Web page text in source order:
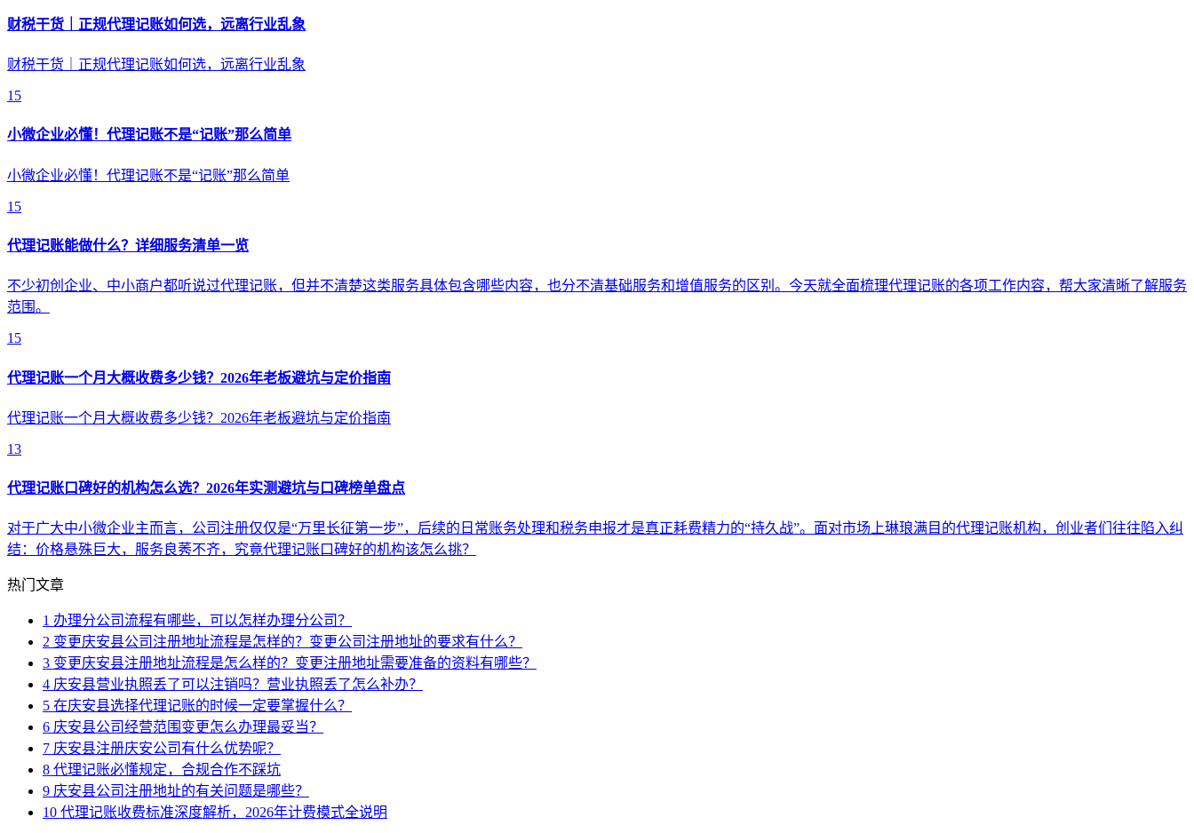
财税干货｜正规代理记账如何选，远离行业乱象
财税干货｜正规代理记账如何选，远离行业乱象
15
小微企业必懂！代理记账不是“记账”那么简单
小微企业必懂！代理记账不是“记账”那么简单
15
代理记账能做什么？详细服务清单一览
不少初创企业、中小商户都听说过代理记账，但并不清楚这类服务具体包含哪些内容，也分不清基础服务和增值服务的区别。今天就全面梳理代理记账的各项工作内容，帮大家清晰了解服务
范围。
15
代理记账一个月大概收费多少钱？2026年老板避坑与定价指南
代理记账一个月大概收费多少钱？2026年老板避坑与定价指南
13
代理记账口碑好的机构怎么选？2026年实测避坑与口碑榜单盘点
对于广大中小微企业主而言，公司注册仅仅是“万里长征第一步”，后续的日常账务处理和税务申报才是真正耗费精力的“持久战”。面对市场上琳琅满目的代理记账机构，创业者们往往陷入纠
结：价格悬殊巨大，服务良莠不齐，究竟代理记账口碑好的机构该怎么挑？
热门文章
1 办理分公司流程有哪些，可以怎样办理分公司？
2 变更庆安县公司注册地址流程是怎样的？变更公司注册地址的要求有什么？
3 变更庆安县注册地址流程是怎么样的？变更注册地址需要准备的资料有哪些？
4 庆安县营业执照丢了可以注销吗？营业执照丢了怎么补办？
5 在庆安县选择代理记账的时候一定要掌握什么？
6 庆安县公司经营范围变更怎么办理最妥当？
7 庆安县注册庆安公司有什么优势呢？
8 代理记账必懂规定，合规合作不踩坑
9 庆安县公司注册地址的有关问题是哪些？
10 代理记账收费标准深度解析，2026年计费模式全说明